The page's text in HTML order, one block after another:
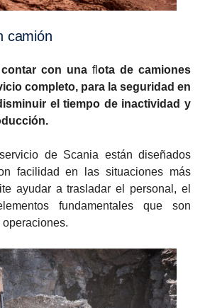
camión
con una flota de camiones
completo, para la seguridad en
el tiempo de inactividad y
de Scania están diseñados
facilidad en las situaciones más
ayudar a trasladar el personal, el
fundamentales que son